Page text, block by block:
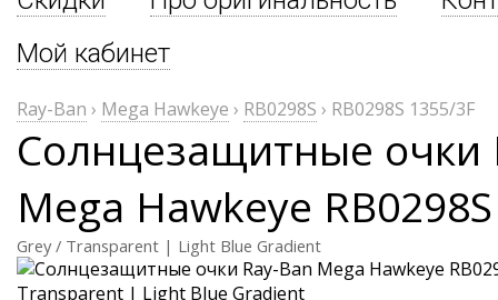
Мой кабинет
Ray-Ban › Mega Hawkeye › RB0298S › RB0298S 1355/3F
Солнцезащитные очки
Mega Hawkeye
Grey / Transparent | Light Blue Gradient